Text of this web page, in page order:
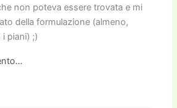
non poteva essere trovata e mi
della formulazione (almeno,
piani) ;)